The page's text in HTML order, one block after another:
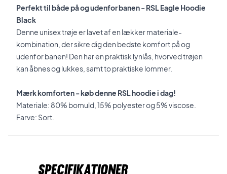
Perfekt til både på og udenfor banen - RSL Eagle Hoodie
Black
Denne unisex trøje er lavet af en lækker materiale-
kombination, der sikre dig den bedste komfort på og
udenfor banen! Den har en praktisk lynlås, hvorved trøjen
kan åbnes og lukkes, samt to praktiske lommer.
Mærk komforten - køb denne RSL hoodie i dag!
Materiale: 80% bomuld, 15% polyester og 5% viscose.
Farve: Sort.
Specifikationer